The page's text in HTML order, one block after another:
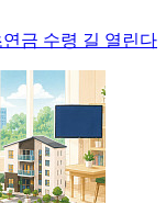
금 수령 길 열린다